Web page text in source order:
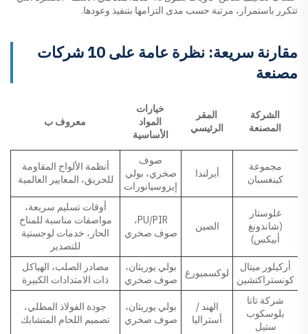
تتكرر باستمرار، مرتبة حسب مدى التزامها بتنفيذ وعودها.
مقارنة سريعة: نظرة عامة على 10 شركات
مصنعة
الشركة
المصنعة
المقر
الرئيسي
خيارات
المواد
الأساسية
معروف ب
مجموعة
كينغسبان
أيرلندا
صوف
صخري، بولي
إيزوسيانورات
أنظمة الألواح المقاومة
للحريق، المعايير العالمية
غلوستار
(شاندونغ
أبيكس)
الصين
PU/PIR،
صوف صخري
أوقات تسليم سريعة،
مواصفات مناسبة للمناخ
الحار، خدمات لوجستية
للتصدير
أركيلور ميتال
كونستراكتشين
لوكسمبورغ
بولي يوريثان،
صوف صخري
مصادر الصلب، الهياكل
ذات الامتدادات الكبيرة
شركة تاتا
بلوسكوب
ستيل
الهند /
أستراليا
بولي يوريثان،
صوف صخري
جودة الفولاذ المطلي،
تصميم اللحام المتشابك